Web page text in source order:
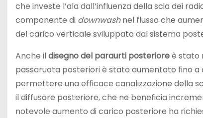
che investe l’ala dall’influenza della scia dei
componente di downwashnel flusso che
del carico verticale sviluppato dal sistema
Anche ildisegno del paraurti posterioreè stato
passaruota posteriori è stato aumentato fino
permettere una efficace canalizzazione della
il diffusore posteriore, che ne beneficia
notevole aumento di carico posteriore ha